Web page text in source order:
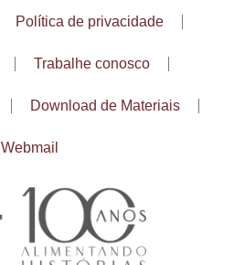
Política de privacidade
Trabalhe conosco
Download de Materiais
Webmail